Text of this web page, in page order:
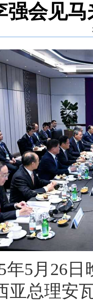
强会见
年5月26
亚总理安